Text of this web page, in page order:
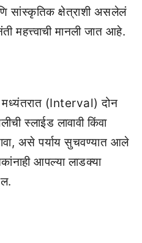
सांस्कृतिक क्षेत्राशी असलेलं
महत्त्वाची मानली जात आहे.
मध्यंतरात (Interval) दोन
स्लाईड लावावी किंवा
असे पर्याय सुचवण्यात आले
आपल्या लाडक्या